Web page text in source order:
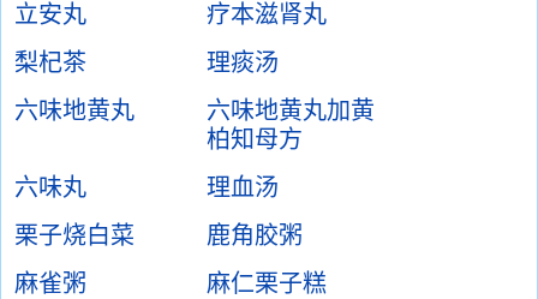
立安丸
疗本滋肾丸
梨杞茶
理痰汤
六味地黄丸
六味地黄丸加黄
柏知母方
六味丸
理血汤
栗子烧白菜
鹿角胶粥
麻雀粥
麻仁栗子糕